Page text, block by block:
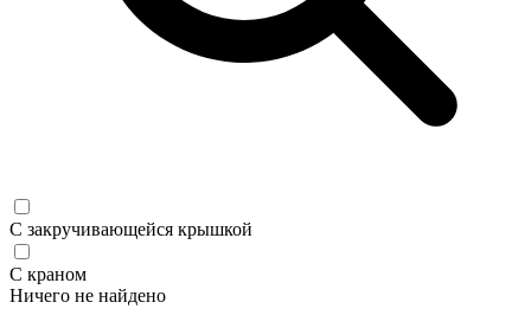
С закручивающейся крышкой
С краном
Ничего не найдено